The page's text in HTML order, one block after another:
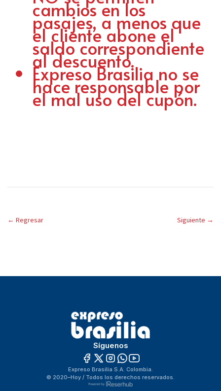
cambios en los
pasajes, a menos que
el cliente abone el
saldo correspondiente
al descuento.
Expreso Brasilia no se
hace responsable por
el mal uso del cupón.
← Regresar Siguiente →
Síguenos
Expreso Brasilia S.A. Colombia.
© 2020–Hoy / Todos los derechos reservados.